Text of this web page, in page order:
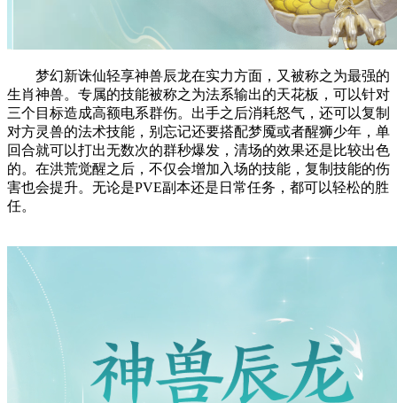
梦幻新诛仙轻享神兽辰龙在实力方面，又被称之为最强的
生肖神兽。专属的技能被称之为法系输出的天花板，可以针对
三个目标造成高额电系群伤。出手之后消耗怒气，还可以复制
对方灵兽的法术技能，别忘记还要搭配梦魇或者醒狮少年，单
回合就可以打出无数次的群秒爆发，清场的效果还是比较出色
的。在洪荒觉醒之后，不仅会增加入场的技能，复制技能的伤
害也会提升。无论是PVE副本还是日常任务，都可以轻松的胜
任。